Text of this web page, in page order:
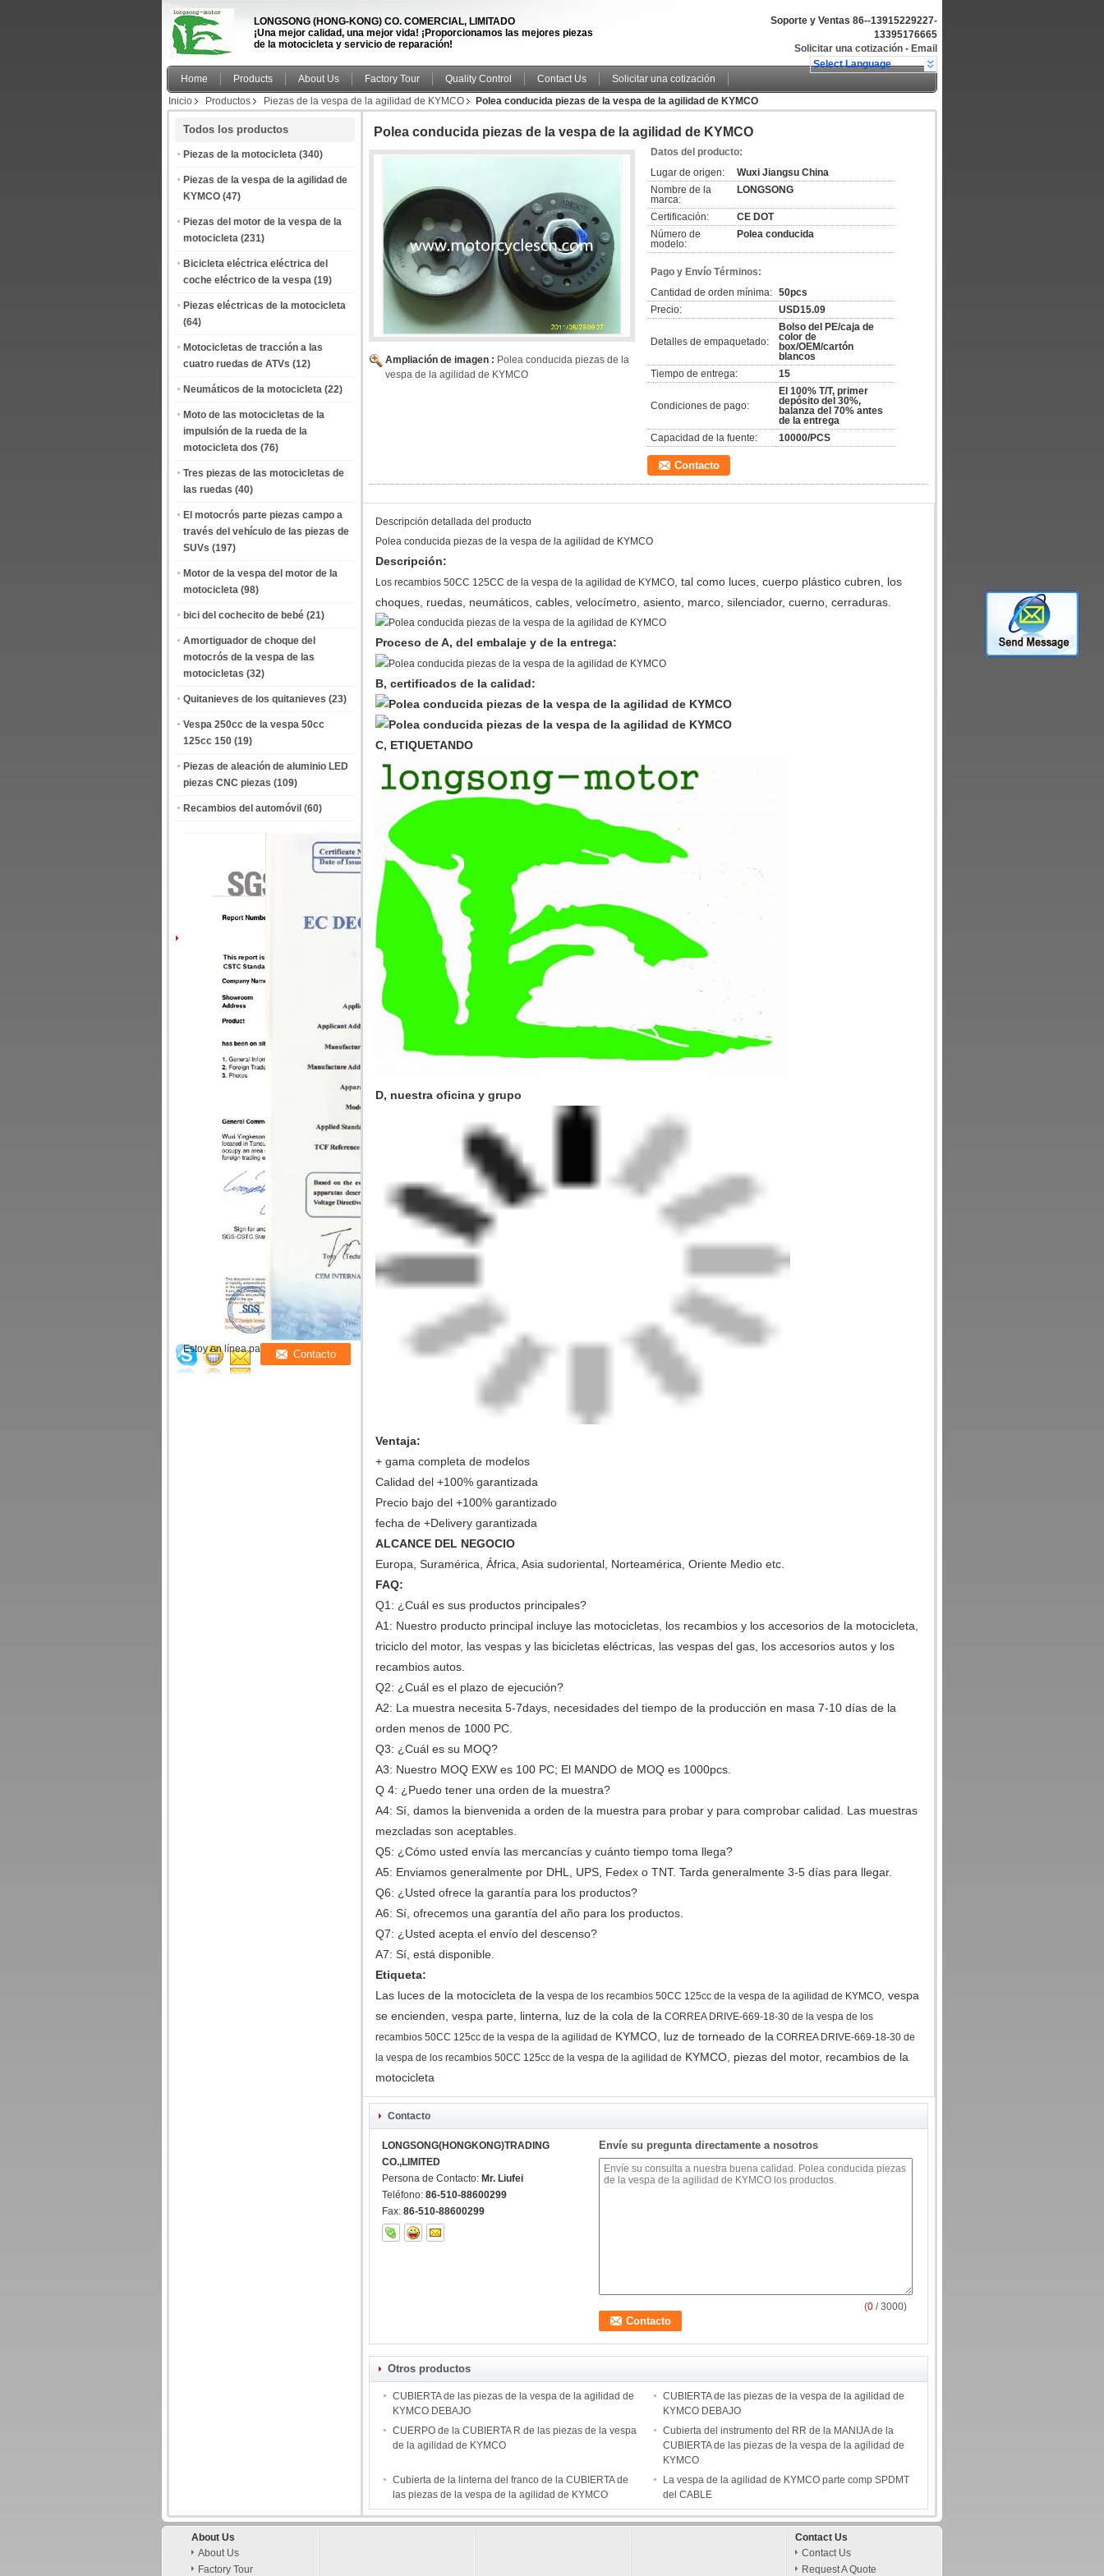
LONGSONG (HONG-KONG) CO. COMERCIAL, LIMITADO
¡Una mejor calidad, una mejor vida! ¡Proporcionamos las mejores piezas
de la motocicleta y servicio de reparación!
Soporte y Ventas 86--13915229227-
13395176665
Solicitar una cotización - Email
Select Language
Home
Products About Us Factory Tour Quality Control Contact Us
Solicitar una cotización
Inicio
Productos Piezas de la vespa de la agilidad de KYMCO Polea conducida piezas de la vespa de la agilidad de KYMCO
Todos los productos
Piezas de la motocicleta (340)
Piezas de la vespa de la agilidad de
KYMCO (47)
Piezas del motor de la vespa de la
motocicleta (231)
Bicicleta eléctrica eléctrica del
coche eléctrico de la vespa (19)
Piezas eléctricas de la motocicleta
(64)
Motocicletas de tracción a las
cuatro ruedas de ATVs (12)
Neumáticos de la motocicleta (22)
Moto de las motocicletas de la
impulsión de la rueda de la
motocicleta dos (76)
Tres piezas de las motocicletas de
las ruedas (40)
El motocrós parte piezas campo a
través del vehículo de las piezas de
SUVs (197)
Motor de la vespa del motor de la
motocicleta (98)
bici del cochecito de bebé (21)
Amortiguador de choque del
motocrós de la vespa de las
motocicletas (32)
Quitanieves de los quitanieves (23)
Vespa 250cc de la vespa 50cc
125cc 150 (19)
Piezas de aleación de aluminio LED
piezas CNC piezas (109)
Recambios del automóvil (60)
Estoy en línea para chatear ahora
Polea conducida piezas de la vespa de la agilidad de KYMCO
Ampliación de imagen : Polea conducida piezas de la
vespa de la agilidad de KYMCO
Datos del producto:
Lugar de origen:
Wuxi Jiangsu China
Nombre de la
marca:
LONGSONG
Certificación:
CE DOT
Número de
modelo:
Polea conducida
Pago y Envío Términos:
Cantidad de orden mínima: 50pcs
Precio:
USD15.09
Detalles de empaquetado:
Bolso del PE/caja de
color de
box/OEM/cartón
blancos
Tiempo de entrega:
15
Condiciones de pago:
El 100% T/T, primer
depósito del 30%,
balanza del 70% antes
de la entrega
Capacidad de la fuente:
10000/PCS
Contacto
Descripción detallada del producto
Polea conducida piezas de la vespa de la agilidad de KYMCO
Descripción:
Los recambios 50CC 125CC de la vespa de la agilidad de KYMCO , tal como luces, cuerpo plástico cubren, los
choques, ruedas, neumáticos, cables, velocímetro, asiento, marco, silenciador, cuerno, cerraduras.
Proceso de A, del embalaje y de la entrega:
B, certificados de la calidad:
C, ETIQUETANDO
D, nuestra oficina y grupo
Ventaja:
+ gama completa de modelos
Calidad del +100% garantizada
Precio bajo del +100% garantizado
fecha de +Delivery garantizada
ALCANCE DEL NEGOCIO
Europa, Suramérica, África, Asia sudoriental, Norteamérica, Oriente Medio etc.
FAQ:
Q1: ¿Cuál es sus productos principales?
A1: Nuestro producto principal incluye las motocicletas, los recambios y los accesorios de la motocicleta,
triciclo del motor, las vespas y las bicicletas eléctricas, las vespas del gas, los accesorios autos y los
recambios autos.
Q2: ¿Cuál es el plazo de ejecución?
A2: La muestra necesita 5-7days, necesidades del tiempo de la producción en masa 7-10 días de la
orden menos de 1000 PC.
Q3: ¿Cuál es su MOQ?
A3: Nuestro MOQ EXW es 100 PC; El MANDO de MOQ es 1000pcs.
Q 4: ¿Puedo tener una orden de la muestra?
A4: Sí, damos la bienvenida a orden de la muestra para probar y para comprobar calidad. Las muestras
mezcladas son aceptables.
Q5: ¿Cómo usted envía las mercancías y cuánto tiempo toma llega?
A5: Enviamos generalmente por DHL, UPS, Fedex o TNT. Tarda generalmente 3-5 días para llegar.
Q6: ¿Usted ofrece la garantía para los productos?
A6: Sí, ofrecemos una garantía del año para los productos.
Q7: ¿Usted acepta el envío del descenso?
A7: Sí, está disponible.
Etiqueta:
Las luces de la motocicleta de la vespa de los recambios 50CC 125cc de la vespa de la agilidad de KYMCO , vespa
se encienden, vespa parte, linterna, luz de la cola de la CORREA DRIVE-669-18-30 de la vespa de los
recambios 50CC 125cc de la vespa de la agilidad de KYMCO , luz de torneado de la CORREA DRIVE-669-18-30 de
la vespa de los recambios 50CC 125cc de la vespa de la agilidad de KYMCO , piezas del motor, recambios de la
motocicleta
Contacto
LONGSONG(HONGKONG)TRADING
CO.,LIMITED
Persona de Contacto: Mr. Liufei
Teléfono: 86-510-88600299
Fax: 86-510-88600299
Envíe su pregunta directamente a nosotros
(0 / 3000)
Otros productos
CUBIERTA de las piezas de la vespa de la agilidad de
KYMCO DEBAJO
CUBIERTA de las piezas de la vespa de la agilidad de
KYMCO DEBAJO
CUERPO de la CUBIERTA R de las piezas de la vespa
de la agilidad de KYMCO
Cubierta del instrumento del RR de la MANIJA de la
CUBIERTA de las piezas de la vespa de la agilidad de
KYMCO
Cubierta de la linterna del franco de la CUBIERTA de
las piezas de la vespa de la agilidad de KYMCO
La vespa de la agilidad de KYMCO parte comp SPDMT
del CABLE
About Us
About Us
Factory Tour
Contact Us
Contact Us
Request A Quote